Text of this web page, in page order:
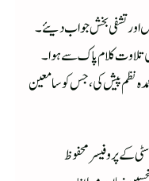
تشفی بخش جواب دیئے۔
کی تلاوت کلام پاک سے ہوا۔
نظم پیش کی ،جس کو سامعین
کے پروفیسر محفوظ